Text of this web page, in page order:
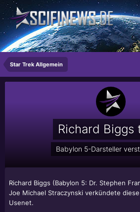
was für ein Leben...
Star Trek Allgemein
Richard Biggs
Babylon 5-Darsteller
Richard Biggs (Babylon 5: Dr. Stephen
Joe Michael Straczynski verkündete
Usenet.